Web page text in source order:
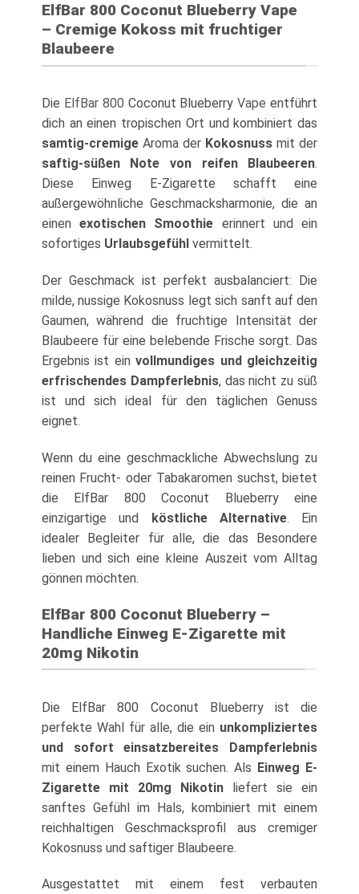
ElfBar 800 Coconut Blueberry Vape
– Cremige Kokoss mit fruchtiger
Blaubeere
Die ElfBar 800 Coconut BlueberryVape entführt
dich an einen tropischen Ort und kombiniert das
samtig-cremige Aroma der Kokosnuss mit der
saftig-süßen Note von reifen Blaubeeren.
Diese Einweg E-Zigarette schafft eine
außergewöhnliche Geschmacksharmonie, die an
einenexotischen Smoothie erinnert und ein
sofortiges Urlaubsgefühl vermittelt.
Der Geschmack ist perfekt ausbalanciert: Die
milde, nussige Kokosnuss legt sich sanft auf den
Gaumen, während die fruchtige Intensität der
Blaubeere für eine belebende Frische sorgt. Das
Ergebnis ist einvollmundiges und gleichzeitig
erfrischendes Dampferlebnis, das nicht zu süß
ist und sich ideal für den täglichen Genuss
eignet.
Wenn du eine geschmackliche Abwechslung zu
reinen Frucht- oder Tabakaromen suchst, bietet
die ElfBar 800 Coconut Blueberry eine
einzigartige und köstliche Alternative. Ein
idealer Begleiter für alle, die das Besondere
lieben und sich eine kleine Auszeit vom Alltag
gönnen möchten.
ElfBar 800 Coconut Blueberry –
Handliche Einweg E-Zigarette mit
20mg Nikotin
Die ElfBar 800 Coconut Blueberry ist die
perfekte Wahl für alle, die ein unkompliziertes
und sofort einsatzbereites Dampferlebnis
mit einem Hauch Exotik suchen. Als Einweg E-
Zigarette mit 20mg Nikotin liefert sie ein
sanftes Gefühl im Hals, kombiniert mit einem
reichhaltigen Geschmacksprofil aus cremiger
Kokosnuss und saftiger Blaubeere.
Ausgestattet mit einem fest verbauten